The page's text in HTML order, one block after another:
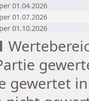
01.04.2026
01.07.2026
01.10.2026
gewertet